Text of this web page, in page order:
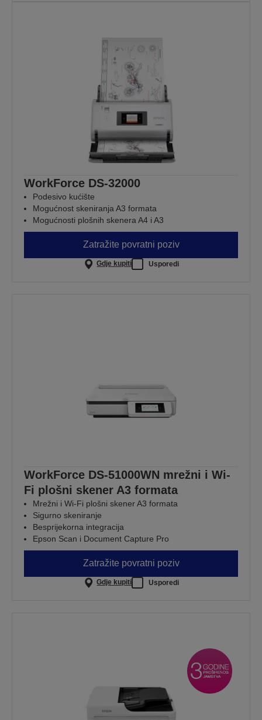
WorkForce DS-32000
Podesivo kućište
Mogućnost skeniranja A3 formata
Mogućnosti plošnih skenera A4 i A3
Zatražite povratni poziv
Gdje kupiti Usporedi
WorkForce DS-51000WN mrežni i Wi-
Fi plošni skener A3 formata
Mrežni i Wi-Fi plošni skener A3 formata
Sigurno skeniranje
Besprijekorna integracija
Epson Scan i Document Capture Pro
Zatražite povratni poziv
Gdje kupiti Usporedi